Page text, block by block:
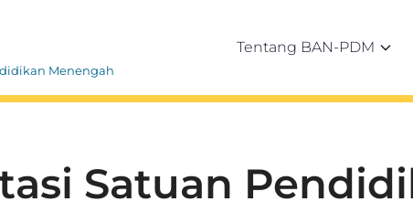
Menengah
Tentang BAN-PDM
Satuan